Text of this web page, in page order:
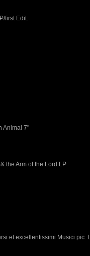
first Edit.
Animal 7"
the Arm of the Lord LP
et excellentissimi Musici pic.